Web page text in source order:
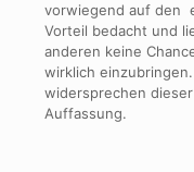
vorwiegend auf den
Vorteil bedacht und
anderen keine
wirklich
widersprechen dieser
Auffassung.